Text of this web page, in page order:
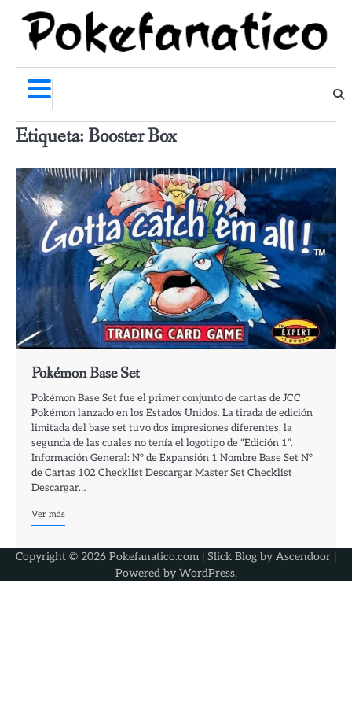
content
Etiqueta: Booster Box
Pokémon Base Set
Pokémon Base Set fue el primer conjunto de cartas de JCC
Pokémon lanzado en los Estados Unidos. La tirada de edición
limitada del base set tuvo dos impresiones diferentes, la
segunda de las cuales no tenía el logotipo de “Edición 1”.
Información General: N° de Expansión 1 Nombre Base Set N°
de Cartas 102 Checklist Descargar Master Set Checklist
Descargar…
Ver más
Copyright © 2026 Pokefanatico.com | Slick Blog by Ascendoor |
Powered by WordPress.